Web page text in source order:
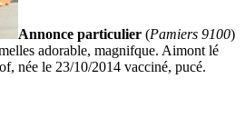
Annonce particulier (Pamiers 9100)
adorable, magnifque. Aimont lé
née le 23/10/2014 vacciné, pucé.